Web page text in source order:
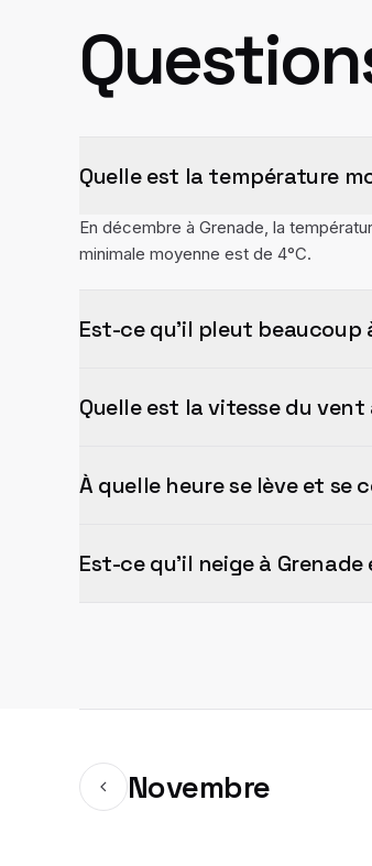
Quelle est la température
En décembre à Grenade, la
minimale moyenne est de 4°C.
Est-ce qu'il pleut beaucoup
Quelle est la vitesse du
À quelle heure se lève et se
Est-ce qu'il neige à Grenade
Novembre